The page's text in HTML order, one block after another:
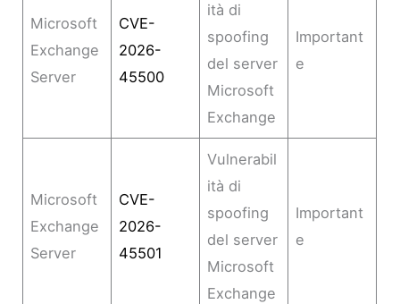
Microsoft
Exchange
Server
CVE-
2026-
45500
ità di
spoofing
del server
Microsoft
Exchange
Important
e
Microsoft
Exchange
Server
CVE-
2026-
45501
Vulnerabil
ità di
spoofing
del server
Microsoft
Exchange
Important
e